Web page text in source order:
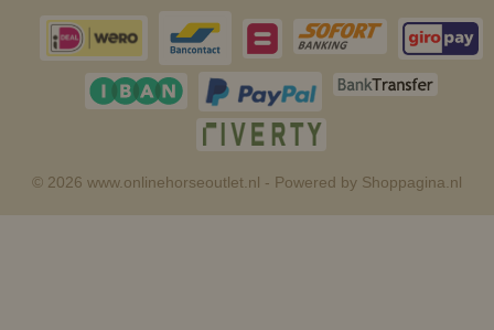
© 2026 www.onlinehorseoutlet.nl - Powered by Shoppagina.nl